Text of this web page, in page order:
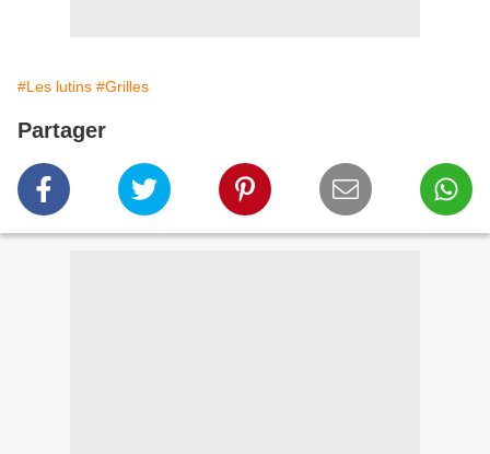
#Les lutins #Grilles
Partager